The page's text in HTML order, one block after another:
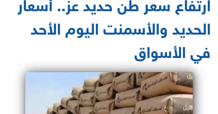
الحديد والأسمنت اليوم الأحد
في الأسواق